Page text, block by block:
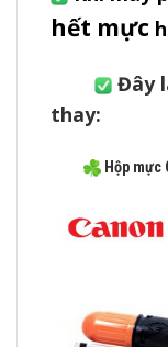
hết mực
Đây
thay:
Hộp